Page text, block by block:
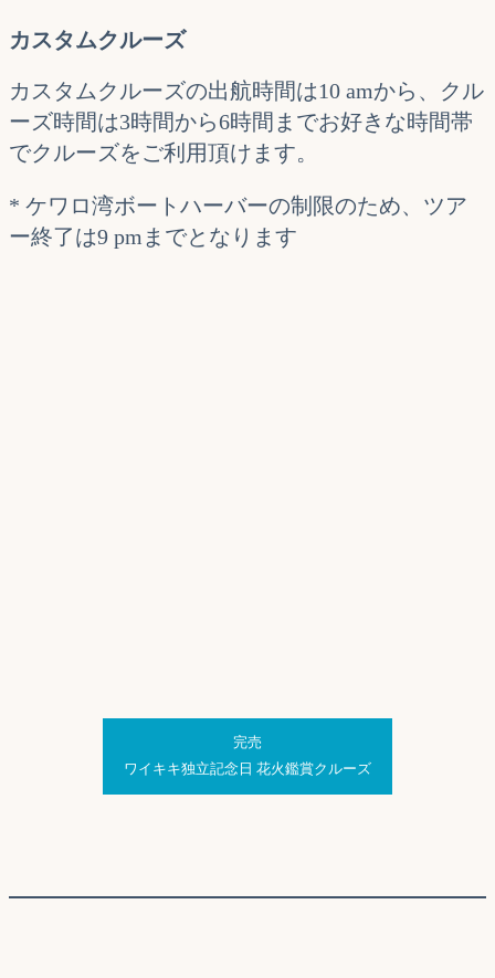
カスタムクルーズ
カスタムクルーズの出航時間は10 amから、クル
ーズ時間は3時間から6時間までお好きな時間帯
でクルーズをご利用頂けます。
* ケワロ湾ボートハーバーの制限のため、ツア
ー終了は9 pmまでとなります
完売
ワイキキ独立記念日 花火鑑賞クルーズ